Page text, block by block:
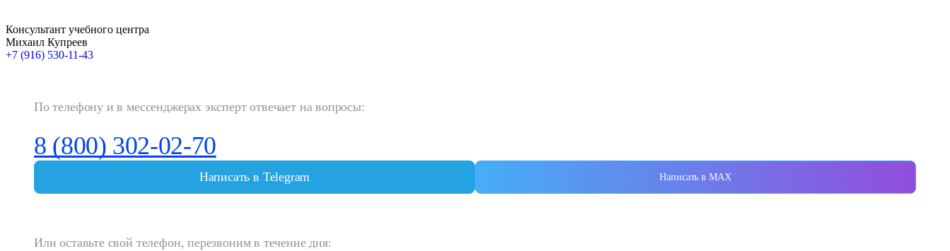
Консультант учебного центра
Михаил Купреев
+7 (916) 530-11-43
По телефону и в мессенджерах эксперт отвечает на вопросы:
8 (800) 302-02-70
Написать в Telegram Написать в MAX
Или оставьте свой телефон, перезвоним в течение дня: